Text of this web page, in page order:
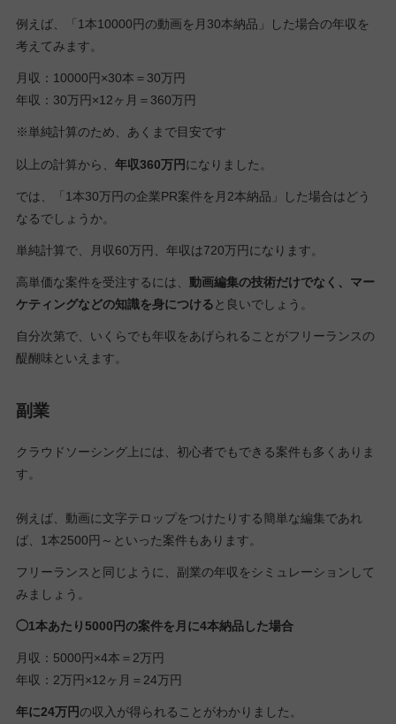
例えば、「1本10000円の動画を月30本納品」した場合の年収を
考えてみます。
月収：10000円×30本＝30万円
年収：30万円×12ヶ月＝360万円
※単純計算のため、あくまで目安です
以上の計算から、 年収360万円になりました。
では、「1本30万円の企業PR案件を月2本納品」した場合はどう
なるでしょうか。
単純計算で、月収60万円、年収は720万円になります。
高単価な案件を受注するには、 動画編集の技術だけでなく、マー
ケティングなどの知識を身につけると良いでしょう。
自分次第で、いくらでも年収をあげられることがフリーランスの
醍醐味といえます。
副業
クラウドソーシング上には、初心者でもできる案件も多くありま
す。
例えば、動画に文字テロップをつけたりする簡単な編集であれ
ば、1本2500円～といった案件もあります。
フリーランスと同じように、副業の年収をシミュレーションして
みましょう。
◯1本あたり5000円の案件を月に4本納品した場合
月収：5000円×4本＝2万円
年収：2万円×12ヶ月＝24万円
年に24万円の収入が得られることがわかりました。